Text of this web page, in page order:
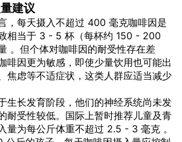
建议
，每天摄入不超过 400 毫克咖啡因是
相当于 3 - 5 杯（每杯约 150 - 200
。但个体对咖啡因的耐受性存在差
啡因更为敏感，即使少量饮用也可能出
焦虑等不适症状，这类人群应适当减少
生长发育阶段，他们的神经系统尚未发
耐受性较低。国际上暂时推荐儿童及青
量为每公斤体重不超过 2.5 - 3 毫克 。